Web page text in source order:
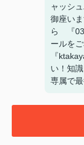
ャッシ
御座い
ら 『
ールを
『
い！知
専属で